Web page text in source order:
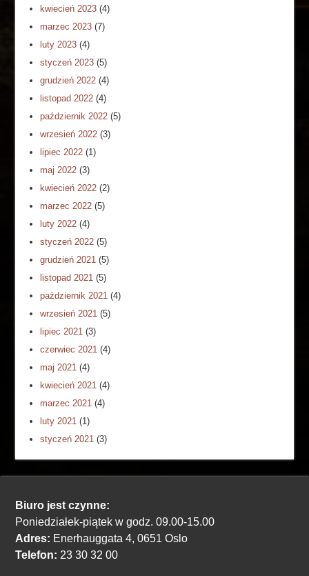
kwiecień 2023 (4)
marzec 2023 (7)
luty 2023 (4)
styczeń 2023 (5)
grudzień 2022 (4)
listopad 2022 (4)
październik 2022 (5)
wrzesień 2022 (3)
lipiec 2022 (1)
maj 2022 (3)
kwiecień 2022 (2)
marzec 2022 (5)
luty 2022 (4)
styczeń 2022 (5)
grudzień 2021 (5)
listopad 2021 (5)
październik 2021 (4)
wrzesień 2021 (5)
lipiec 2021 (3)
czerwiec 2021 (4)
maj 2021 (4)
kwiecień 2021 (4)
marzec 2021 (4)
luty 2021 (1)
styczeń 2021 (3)
Biuro jest czynne:
Poniedziałek-piątek w godz. 09.00-15.00
Adres: Enerhauggata 4, 0651 Oslo
Telefon: 23 30 32 00